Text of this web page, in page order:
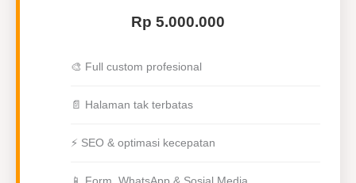
Rp 5.000.000
🎨 Full custom profesional
📄 Halaman tak terbatas
⚡ SEO & optimasi kecepatan